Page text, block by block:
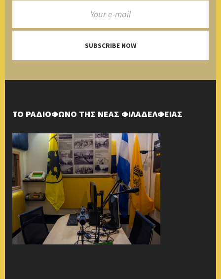
SUBSCRIBE NOW
ΤΟ ΡΑΔΙΟΦΩΝΟ ΤΗΣ ΝΕΑΣ ΦΙΛΑΔΕΛΦΕΙΑΣ